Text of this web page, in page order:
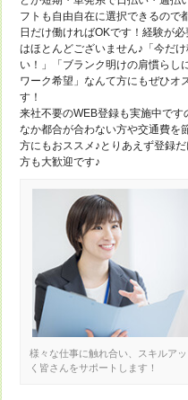
フトも自由自在に選択できるので
日だけ働ければOKです！経験が
はほとんどございません♪「今だけ
い！」「ブランク明けの肩慣らし
ワーク希望」なんて方にもぜひオ
す！
来社不要のWEB登録も実施中です
なか都合が合わない方や交通費を
方にもおススメ♪とりあえず登録だ
方も大歓迎です♪
様々な仕事に触れ合い、スキルア
く皆さんをサポートします！